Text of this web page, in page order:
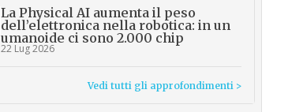
La Physical AI aumenta il peso
dell’elettronica nella robotica: in un
umanoide ci sono 2.000 chip
22 Lug 2026
Vedi tutti gli approfondimenti >